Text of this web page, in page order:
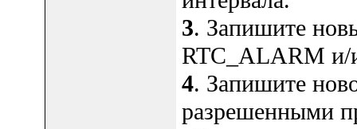
3. Запишите
RTC_ALARM и/
4. Запишите
разрешенными